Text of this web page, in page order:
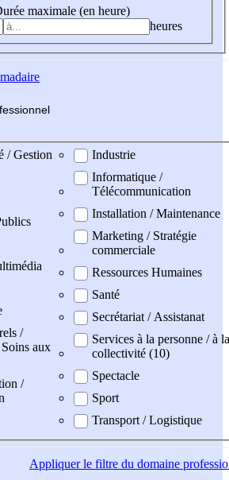
maximale (en heure)
heures
fessionnel
/ Gestion
/
aux
/
Industrie
Informatique /
Télécommunication
Installation / Maintenance
Marketing / Stratégie
commerciale
Ressources Humaines
Santé
Secrétariat / Assistanat
Services à la personne / à la
collectivité (10)
Spectacle
Sport
Transport / Logistique
Appliquerle filtre du domaine